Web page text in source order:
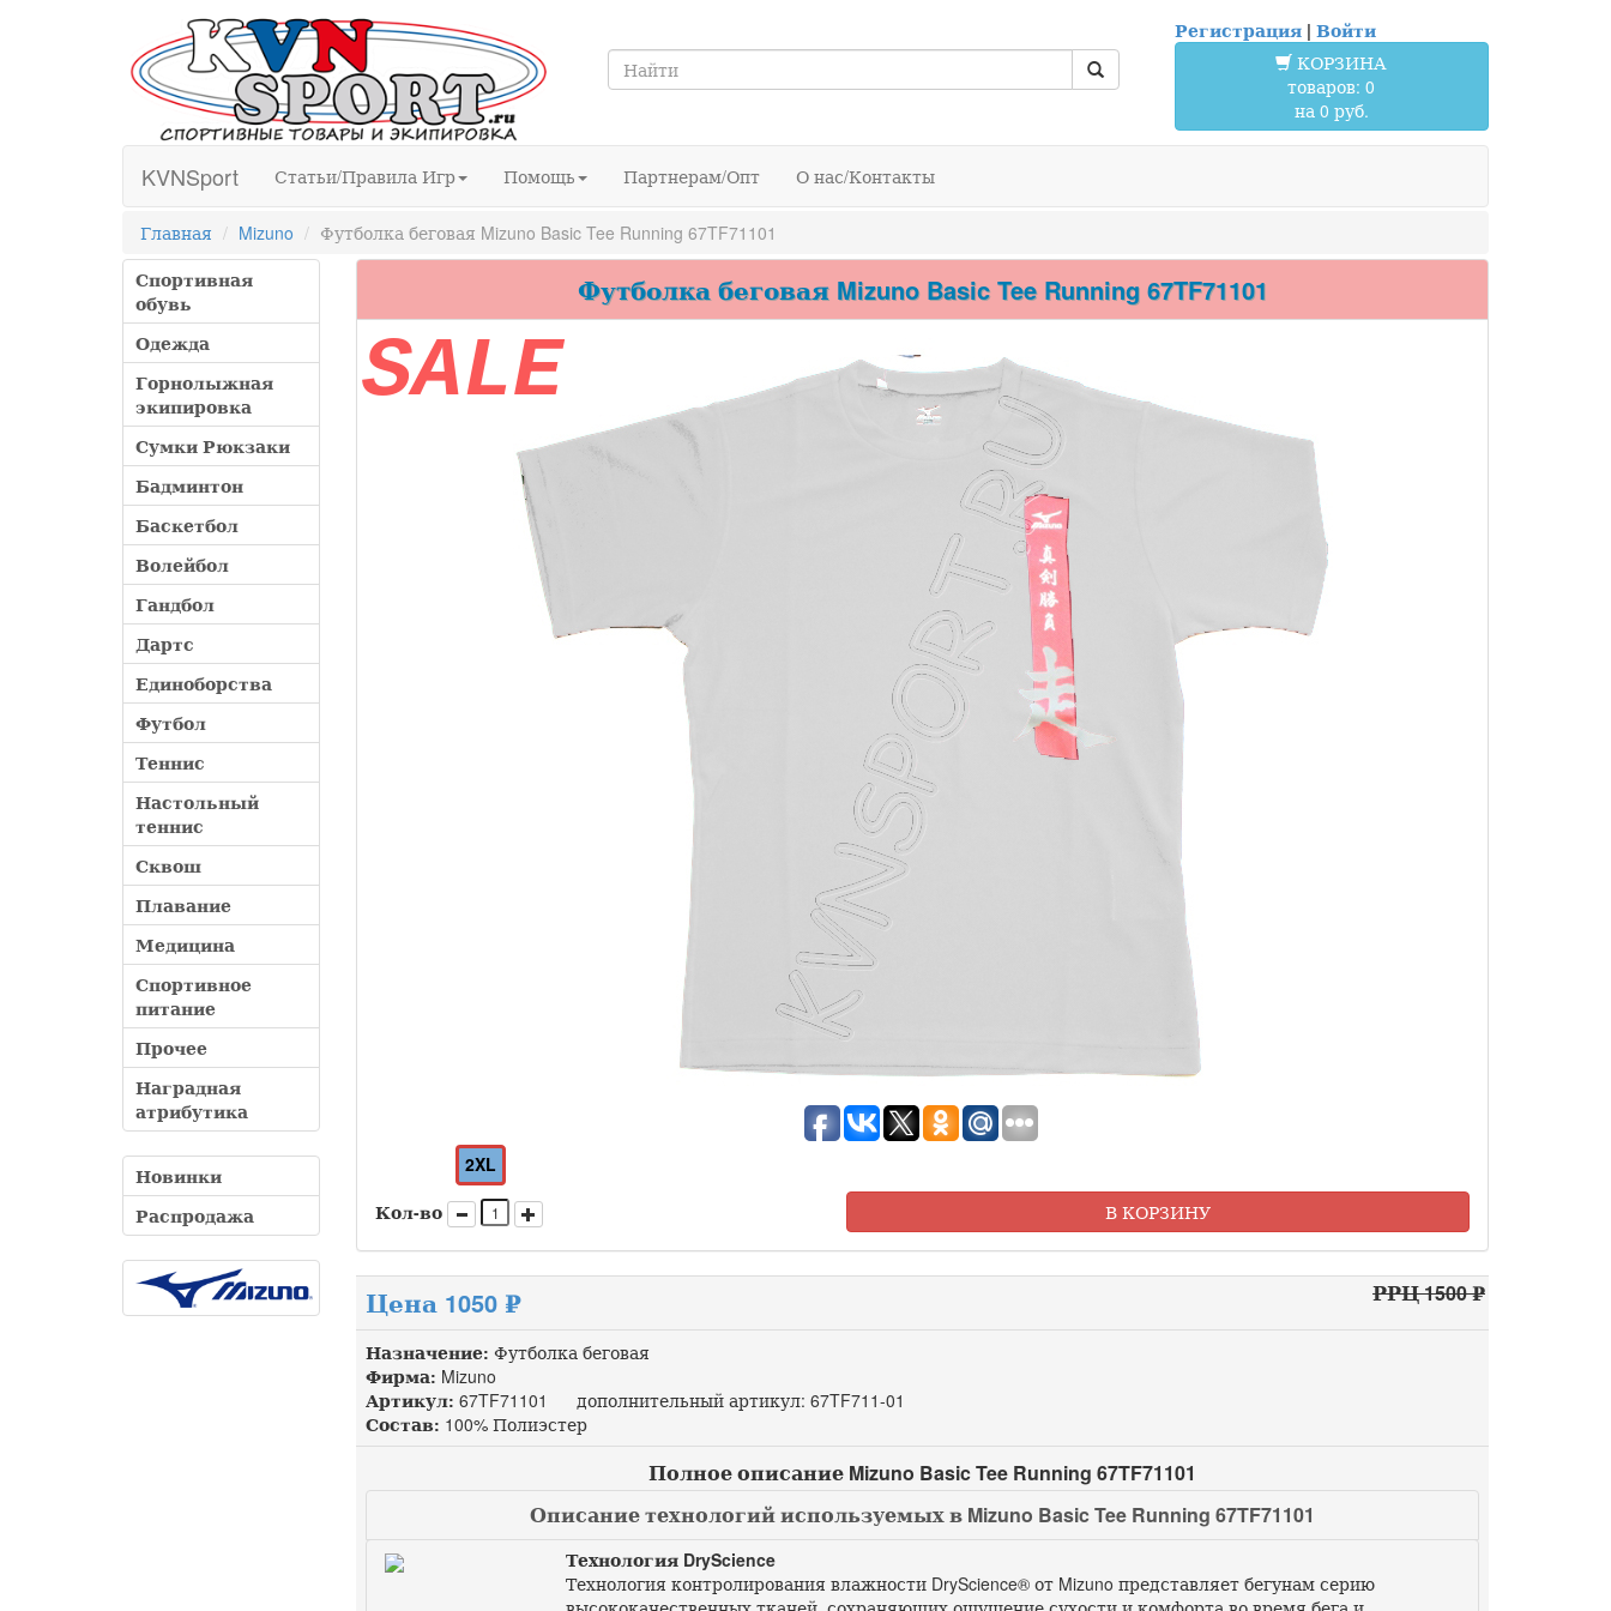
Регистрация| Войти
КОРЗИНА
товаров: 0
на 0 руб.
KVNSport Статьи/Правила Игр Помощь Партнерам/Опт О нас/Контакты
Главная Mizuno
Футболка беговая Mizuno Basic Tee Running 67TF71101
Спортивная
обувь
Одежда
Горнолыжная
экипировка
Сумки Рюкзаки
Бадминтон
Баскетбол
Волейбол
Гандбол
Дартс
Единоборства
Футбол
Теннис
Настольный
теннис
Сквош
Плавание
Медицина
Спортивное
питание
Прочее
Наградная
атрибутика
Новинки
Распродажа
Футболка беговая Mizuno Basic Tee Running 67TF71101
SALE
2XL
Кол-во
В КОРЗИНУ
Цена 1050 ₽ РРЦ 1500 ₽
Назначение: Футболка беговая
Фирма: Mizuno
Артикул: 67TF71101 дополнительный артикул: 67TF711-01
Состав: 100% Полиэстер
Полное описание Mizuno Basic Tee Running 67TF71101
Описание технологий используемых в Mizuno Basic Tee Running 67TF71101
Технология DryScience
Технология контролирования влажности DryScience® от Mizuno представляет бегунам серию